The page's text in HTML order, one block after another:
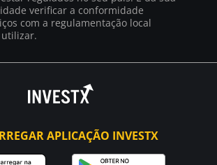
verificar a conformidade
com a regulamentação local
APLICAÇÃO INVESTX